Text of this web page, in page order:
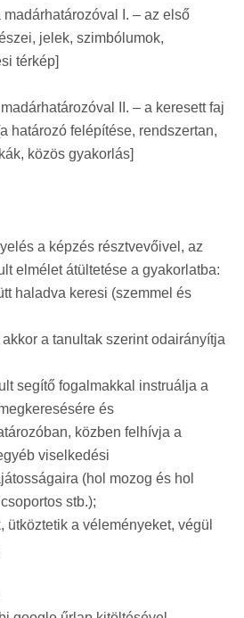
madárhatározóval I. – az első
jelek, szimbólumok,
térkép]
II. – a keresett faj
határozó felépítése, rendszertan,
közös gyakorlás]
a képzés résztvevőivel, az
elmélet átültetése a gyakorlatba:
haladva keresi (szemmel és
a tanultak szerint odairányítja
segítő fogalmakkal instruálja a
és
közben felhívja a
viselkedési
(hol mozog és hol
stb.);
ütköztetik a véleményeket, végül